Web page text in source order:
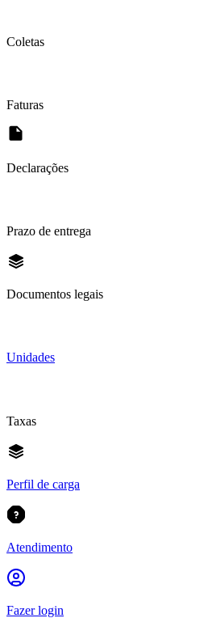
Coletas
Faturas
Declarações
Prazo de entrega
Documentos legais
Unidades
Taxas
Perfil de carga
Atendimento
Fazer login